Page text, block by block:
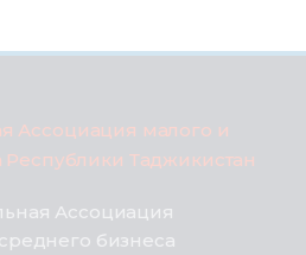
Ассоциация
бизнеса